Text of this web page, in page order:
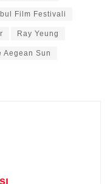
Film Festivali
Ray Yeung
Aegean Sun